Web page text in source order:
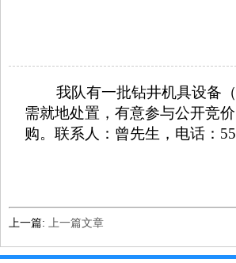
我队有一批钻井机具设备（
需就地处置，有意参与公开竞
购。联系人：曾先生，电话：
上一篇: 上一篇文章